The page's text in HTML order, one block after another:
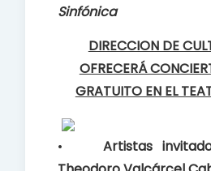
Sinfónica
DIRECCION DE
OFRECERÁ
GRATUITO EN EL
• Artistas